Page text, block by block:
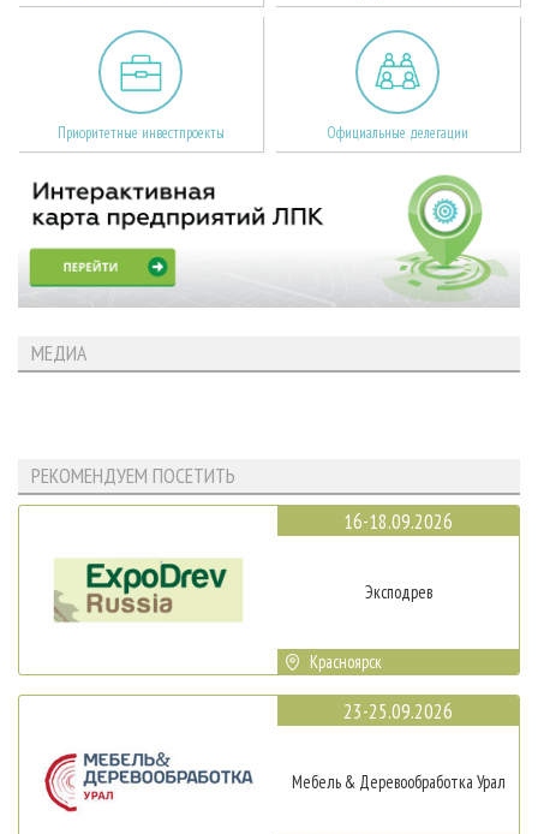
Приоритетные инвестпроекты Официальные делегации
МЕДИА
РЕКОМЕНДУЕМ ПОСЕТИТЬ
16-18.09.2026
Эксподрев
Красноярск
23-25.09.2026
Мебель & Деревообработка Урал